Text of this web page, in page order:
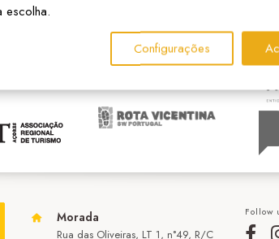
Morada
Rua das Oliveiras, LT 1, n°49, R/C
Follow
escolha.
Configurações